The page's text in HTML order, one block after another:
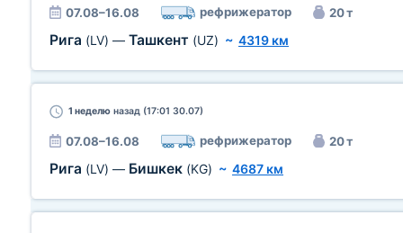
07.08–16.08 рефрижератор 20 т
Рига (LV) — Ташкент (UZ) ~ 4319 км
1 неделю назад (17:01 30.07)
07.08–16.08 рефрижератор 20 т
Рига (LV) — Бишкек (KG) ~ 4687 км